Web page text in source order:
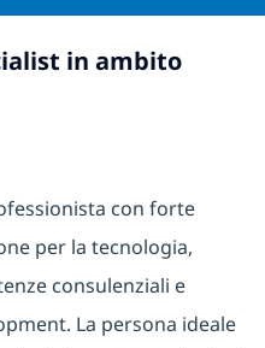
in ambito
con forte
per la tecnologia,
consulenziali e
La persona ideale